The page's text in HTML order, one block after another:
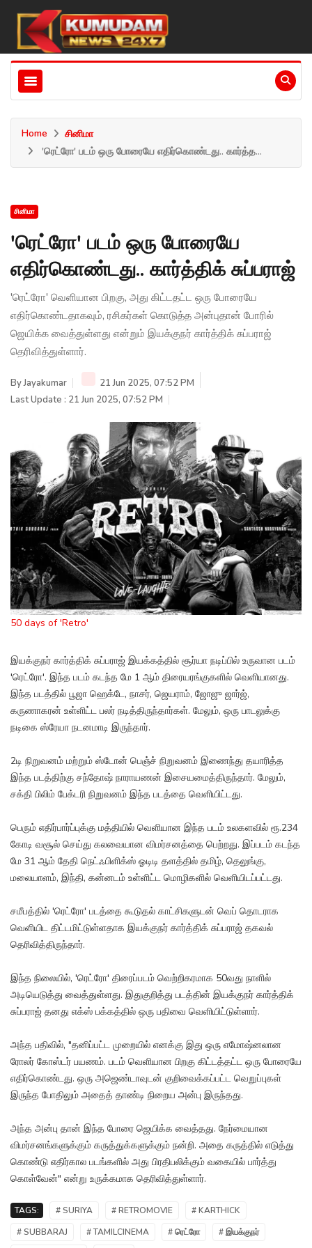
Home
சினிமா
'ரெட்ரோ' படம் ஒரு போரையே எதிர்கொண்டது.. கார்த்த...
சினிமா
'ரெட்ரோ' படம் ஒரு போரையே
எதிர்கொண்டது.. கார்த்திக் சுப்பராஜ்
'ரெட்ரோ' வெளியான பிறகு, அது கிட்டதட்ட ஒரு போரையே
எதிர்கொண்டதாகவும், ரசிகர்கள் கொடுத்த அன்புதான் போரில்
ஜெயிக்க வைத்துள்ளது என்றும் இயக்குநர் கார்த்திக் சுப்பராஜ்
தெரிவித்துள்ளார்.
ByJayakumar
21 Jun 2025, 07:52 PM
Last Update : 21 Jun 2025, 07:52 PM
50 days of 'Retro'
இயக்குநர் கார்த்திக் சுப்பராஜ் இயக்கத்தில் சூர்யா நடிப்பில் உருவான படம்
'ரெட்ரோ'. இந்த படம் கடந்த மே 1 ஆம் திரையரங்குகளில் வெளியானது.
இந்த படத்தில் பூஜா ஹெக்டே, நாசர், ஜெயராம், ஜோஜு ஜார்ஜ்,
கருணாகரன் உள்ளிட்ட பலர் நடித்திருந்தார்கள். மேலும், ஒரு பாடலுக்கு
நடிகை ஸ்ரேயா நடனமாடி இருந்தார்.
2டி நிறுவனம் மற்றும் ஸ்டோன் பெஞ்ச் நிறுவனம் இணைந்து தயாரித்த
இந்த படத்திற்கு சந்தோஷ் நாராயணன் இசையமைத்திருந்தார். மேலும்,
சக்தி பிலிம் பேக்டரி நிறுவனம் இந்த படத்தை வெளியிட்டது.
பெரும் எதிர்பார்ப்புக்கு மத்தியில் வெளியான இந்த படம் உலகளவில் ரூ.234
கோடி வசூல் செய்து கலவையான விமர்சனத்தை பெற்றது. இப்படம் கடந்த
மே 31 ஆம் தேதி நெட்ஃபிளிக்ஸ் ஓடிடி தளத்தில் தமிழ், தெலுங்கு,
மலையாளம், இந்தி, கன்னடம் உள்ளிட்ட மொழிகளில் வெளியிடப்பட்டது.
சமீபத்தில் 'ரெட்ரோ' படத்தை கூடுதல் காட்சிகளுடன் வெப் தொடராக
வெளியிட திட்டமிட்டுள்ளதாக இயக்குநர் கார்த்திக் சுப்பராஜ் தகவல்
தெரிவித்திருந்தார்.
இந்த நிலையில், 'ரெட்ரோ' திரைப்படம் வெற்றிகரமாக 50வது நாளில்
அடியெடுத்து வைத்துள்ளது. இதுகுறித்து படத்தின் இயக்குநர் கார்த்திக்
சுப்பராஜ் தனது எக்ஸ் பக்கத்தில் ஒரு பதிவை வெளியிட்டுள்ளார்.
அந்த பதிவில், "தனிப்பட்ட முறையில் எனக்கு இது ஒரு எமோஷ்னலான
ரோலர் கோஸ்டர் பயணம். படம் வெளியான பிறகு கிட்டத்தட்ட ஒரு போரையே
எதிர்கொண்டது. ஒரு அஜெண்டாவுடன் குறிவைக்கப்பட்ட வெறுப்புகள்
இருந்த போதிலும் அதைத் தாண்டி நிறைய அன்பு இருந்தது.
அந்த அன்பு தான் இந்த போரை ஜெயிக்க வைத்தது. நேர்மையான
விமர்சனங்களுக்கும் கருத்துக்களுக்கும் நன்றி. அதை கருத்தில் எடுத்து
கொண்டு எதிர்கால படங்களில் அது பிரதிபலிக்கும் வகையில் பார்த்து
கொள்வேன்" என்று உருக்கமாக தெரிவித்துள்ளார்.
TAGS: # SURIYA # RETROMOVIE
# KARTHICK
# SUBBARAJ
# TAMILCINEMA # ரெட்ரோ # இயக்குநர்